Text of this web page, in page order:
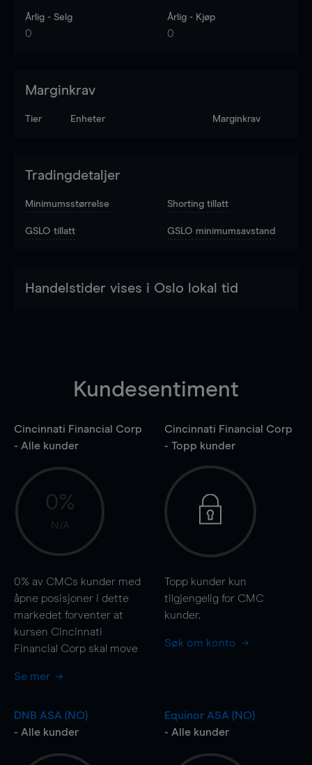
Årlig - Selg
0
Årlig - Kjøp
0
Marginkrav
Tier Enheter Marginkrav
Tradingdetaljer
Minimumsstørrelse Shorting tillatt
GSLO tillatt GSLO minimumsavstand
Handelstider vises i Oslo lokal tid
Kundesentiment
Cincinnati Financial Corp
- Alle kunder
0%
N/A
0% av CMCs kunder med
åpne posisjoner i dette
markedet forventer at
kursen Cincinnati
Financial Corp skal move
Se mer
Cincinnati Financial Corp
- Topp kunder
Topp kunder kun
tilgjengelig for CMC
kunder.
Søk om konto
DNB ASA (NO)
- Alle kunder
Equinor ASA (NO)
- Alle kunder